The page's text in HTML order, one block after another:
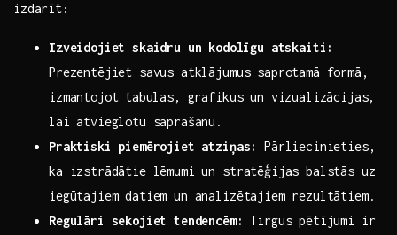
izdarīt:
Izveidojiet skaidru un⁤ kodolīgu atskaiti:
Prezentējiet savus atklājumus saprotamā formā,
izmantojot⁤ tabulas, grafikus un vizualizācijas,
lai atvieglotu saprašanu.
Praktiski piemērojiet atziņas:
Pārliecinieties,
ka izstrādātie lēmumi un ​stratēģijas balstās ​uz
iegūtajiem ‌datiem un analizētajiem‍ rezultātiem.
Regulāri sekojiet tendencēm:
Tirgus pētījumi ir